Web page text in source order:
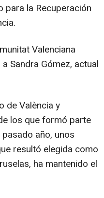
para la Recuperación
Valenciana
Sandra Gómez, actual
de València y
los que formó parte
año, unos
resultó elegida como
ha mantenido el